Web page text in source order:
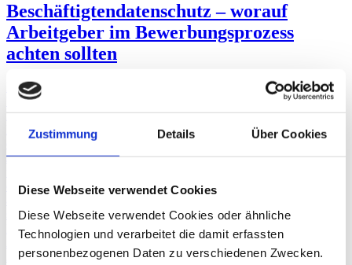
Zustimmung Details Über Cookies
Diese Webseite verwendet Cookies
Diese Webseite verwendet Cookies oder ähnliche
Technologien und verarbeitet die damit erfassten
personenbezogenen Daten zu verschiedenen Zwecken.
Beschäftigtendatenschutz – worauf
Arbeitgeber im Bewerbungsprozess
achten sollten
Das Thema Beschäftigtendatenschutz gewinnt in deutschen
Unternehmen an Bedeutung. In Bewerbungsverfahren erhalten
Personalabteilungen eine Vielzahl an sensiblen Informationen.
Betrachtet man die Bewerbungsunterlagen, so ermöglichen diese
einen umfangreichen Überblick über das Persönlichkeitsprofil eines
Jobinteressenten. Es ist damit zu rechnen, dass das Prozedere rund
der Datenschutzbehörden bilden wird. Was Arbeitgeber in Bezug
sollten, lesen Sie hier.
Datenschutz
Arbeitsrecht
25. August2020